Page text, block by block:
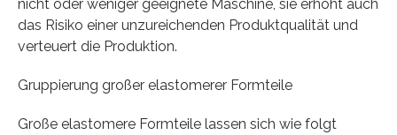
nicht oder weniger geeignete Maschine, sie erhöht auch
das Risiko einer unzureichenden Produktqualität und
verteuert die Produktion.
Gruppierung großer elastomerer Formteile
Große elastomere Formteile lassen sich wie folgt